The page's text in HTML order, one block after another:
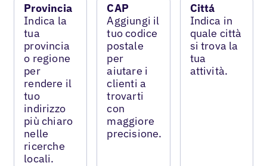
Provincia
Indica la
tua
provincia
o regione
per
rendere il
tuo
indirizzo
più chiaro
nelle
ricerche
locali.
CAP
Aggiungi il
tuo codice
postale
per
aiutare i
clienti a
trovarti
con
maggiore
precisione.
Cittá
Indica in
quale città
si trova la
tua
attività.